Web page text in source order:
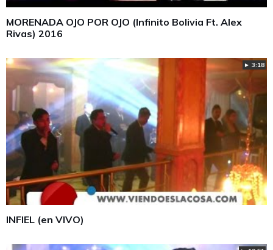
MORENADA OJO POR OJO (Infinito Bolivia Ft. Alex
Rivas) 2016
► 3:18
INFIEL (en VIVO)